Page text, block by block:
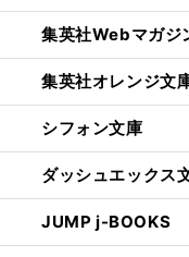
集英社Webマガジ
集英社オレンジ文
シフォン文庫
ダッシュエックス
JUMP j-BOOKS